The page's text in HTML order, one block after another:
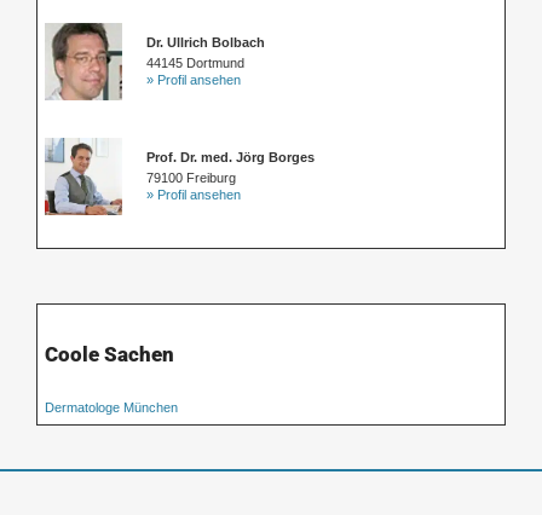
Dr. Ullrich Bolbach
44145 Dortmund
» Profil ansehen
Prof. Dr. med. Jörg Borges
79100 Freiburg
» Profil ansehen
Coole Sachen
Dermatologe München